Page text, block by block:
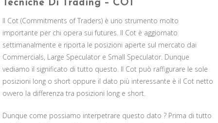
Tecniche Di Trading – COT
Il Cot (Commitments of Traders) è uno strumento molto
importante per chi opera sui futures. Il Cot è aggiornato
settimanalmente e riporta le posizioni aperte sul mercato dai
Commercials, Large Speculator e Small Speculator. Dunque
vediamo il significato di tutto questo. Il Cot può raffigurare le sole
posizioni long o short oppure il dato più interessante è il Cot netto
ovvero la differenza tra posizioni long e short.
Dunque come possiamo interpetrare questo dato ? Prima di tutto